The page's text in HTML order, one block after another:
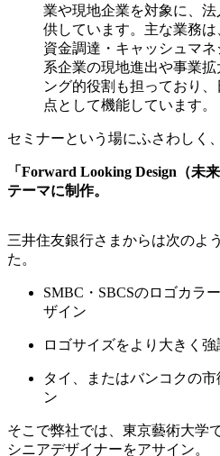
業や現地企業を対象に、
供しています。主な業務
資金調達・キャッシュマ
系企業の現地進出や事業
ング的役割も担っており
点として機能しています。
セミナーという場にふさわしく、
「Forward Looking Design（未
テーマに制作。
三井住友銀行さまからは次のよ
た。
SMBC・SBCSのロゴカラ
ザイン
ロゴサイズをより大きく強
タイ、またはバンコクの
ン
そこで弊社では、東京藝術大学
シニアデザイナーをアサイン。